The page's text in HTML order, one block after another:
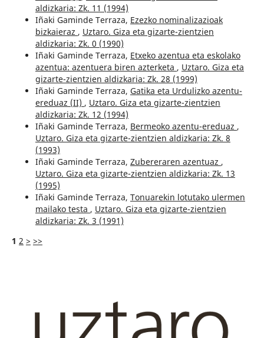
aldizkaria: Zk. 11 (1994)
Iñaki Gaminde Terraza, Ezezko nominalizazioak
bizkaieraz , Uztaro. Giza eta gizarte-zientzien
aldizkaria: Zk. 0 (1990)
Iñaki Gaminde Terraza, Etxeko azentua eta eskolako
azentua: azentuera biren azterketa , Uztaro. Giza eta
gizarte-zientzien aldizkaria: Zk. 28 (1999)
Iñaki Gaminde Terraza, Gatika eta Urdulizko azentu-
ereduaz (II) , Uztaro. Giza eta gizarte-zientzien
aldizkaria: Zk. 12 (1994)
Iñaki Gaminde Terraza, Bermeoko azentu-ereduaz ,
Uztaro. Giza eta gizarte-zientzien aldizkaria: Zk. 8
(1993)
Iñaki Gaminde Terraza, Zubereraren azentuaz ,
Uztaro. Giza eta gizarte-zientzien aldizkaria: Zk. 13
(1995)
Iñaki Gaminde Terraza, Tonuarekin lotutako ulermen
mailako testa , Uztaro. Giza eta gizarte-zientzien
aldizkaria: Zk. 3 (1991)
1 2 > >>